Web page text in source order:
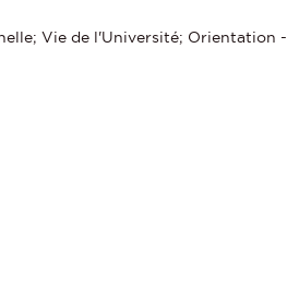
Vie de l'Université; Orientation -